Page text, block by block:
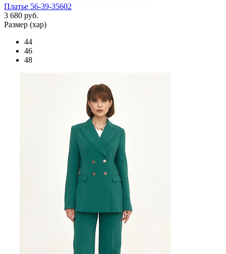
Платье 56-39-35602
3 680 руб.
Размер (хар)
44
46
48